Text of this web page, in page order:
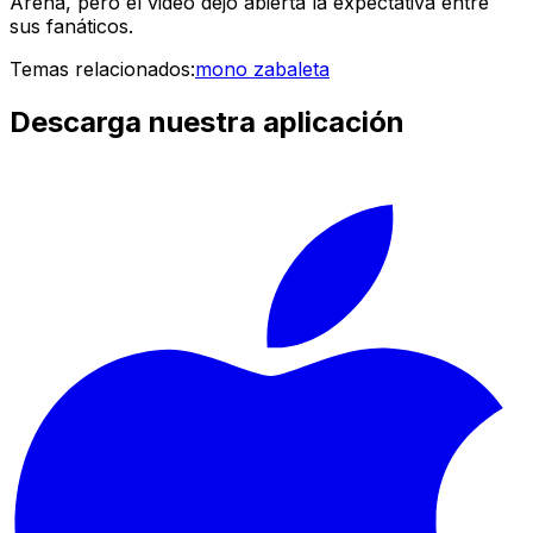
sus fanáticos.
Temas relacionados:mono zabaleta
Descarga nuestra aplicación